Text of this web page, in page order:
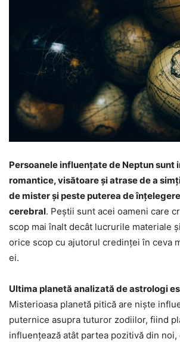
Persoanele influențate de Neptun sunt
romantice, visătoare și atrase de a
de mister și peste puterea de
cerebral. Peștii sunt acei oameni care
scop mai înalt decât lucrurile materiale
orice scop cu ajutorul credinței în ceva
ei.
Ultima planetă analizată de astrologi
Misterioasa planetă pitică are niște
puternice asupra tuturor zodiilor, fiind
influențează atât partea pozitivă din noi,